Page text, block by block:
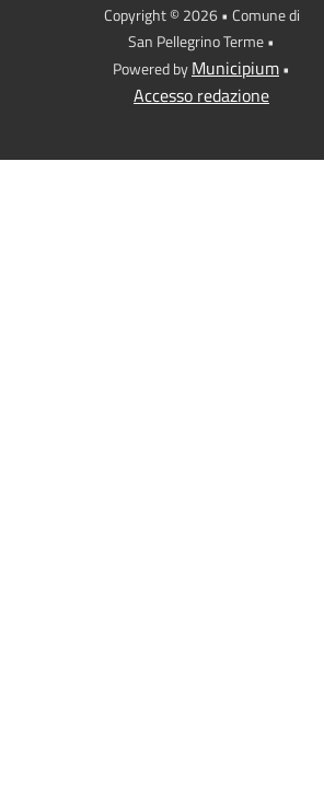
Copyright © 2026 • Comune di
San Pellegrino Terme •
Powered byMunicipium•
Accesso redazione